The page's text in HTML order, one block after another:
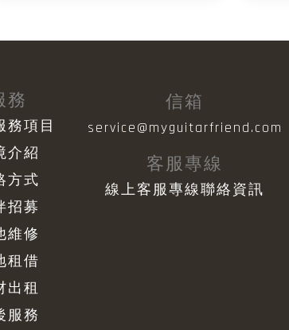
務
務項目
介紹
方式
招募
維修
租借
出租
服務
信箱
service@myguitarfriend.com
客服專線
線上客服專線聯絡資訊